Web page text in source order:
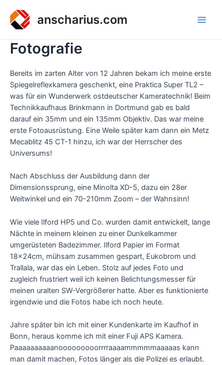
Inhalt
springen
anscharius.com
Fotografie
Bereits im zarten Alter von 12 Jahren bekam ich meine erste
Spiegelreflexkamera geschenkt, eine Praktica Super TL2 –
was für ein Wunderwerk ostdeutscher Kameratechnik! Beim
Technikkaufhaus Brinkmann in Dortmund gab es bald
darauf ein 35mm und ein 135mm Objektiv. Das war meine
erste Fotoausrüstung. Eine Weile später kam dann ein Metz
Mecablitz 45 CT-1 hinzu, ich war der Herrscher des
Universums!
Nach Abschluss der Ausbildung dann der
Dimensionssprung, eine Minolta XD-5, dazu ein 28er
Weitwinkel und ein 70-210mm Zoom – der Wahnsinn!
Wie viele Ilford HP5 und Co. wurden damit entwickelt, lange
Nächte in meinem kleinen zu einer Dunkelkammer
umgerüsteten Badezimmer. Ilford Papier im Format
18x24cm, mühsam zusammen gespart, Eukobrom und
Trallala, war das ein Leben. Stolz auf jedes Foto und
zugleich frustriert weil ich keinen Belichtungsmesser für
meinen uralten SW-Vergrößerer hatte. Aber es funktionierte
irgendwie und die Fotos habe ich noch heute.
Jahre später bin ich mit einer Kundenkarte im Kaufhof in
Bonn, heraus komme ich mit einer Fuji APS Kamera.
Paaaaaaaaaanooooooooorrrraaaammmmmaaaaas kann
man damit machen, Fotos länger als die Polizei es erlaubt.